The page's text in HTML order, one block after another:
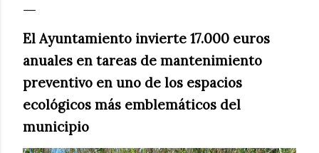
El Ayuntamiento invierte 17.000 euros
anuales en tareas de mantenimiento
preventivo en uno de los espacios
ecológicos más emblemáticos del
municipio